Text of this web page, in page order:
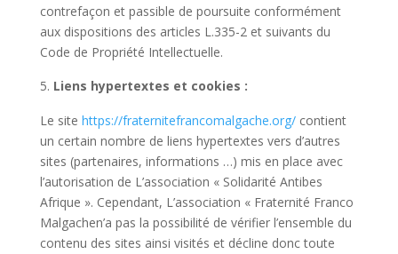
contrefaçon et passible de poursuite conformément
aux dispositions des articles L.335-2 et suivants du
Code de Propriété Intellectuelle.
Liens hypertextes et cookies :
Le site https://fraternitefrancomalgache.org/contient
un certain nombre de liens hypertextes vers d’autres
sites (partenaires, informations …) mis en place avec
l’autorisation de L’association « Solidarité Antibes
Afrique ». Cependant, L’association « Fraternité Franco
Malgachen’a pas la possibilité de vérifier l’ensemble du
contenu des sites ainsi visités et décline donc toute